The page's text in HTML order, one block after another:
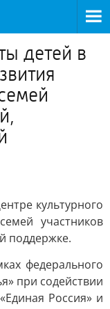
детей в
культурного
участников
поддержке.
федерального
при содействии
Россия» и